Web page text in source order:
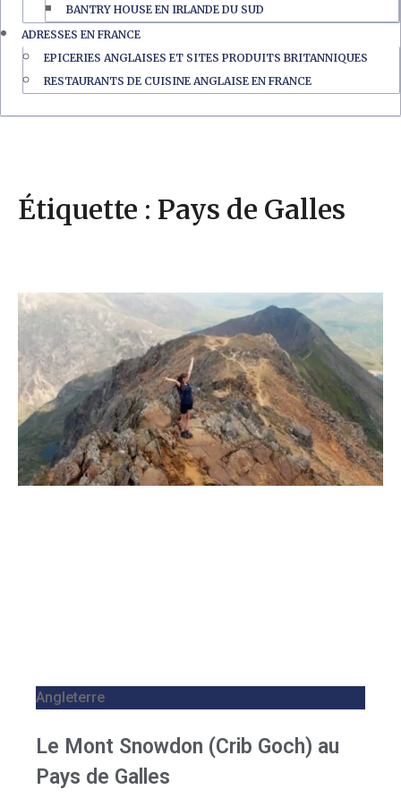
BANTRY HOUSE EN IRLANDE DU SUD
ADRESSES EN FRANCE
EPICERIES ANGLAISES ET SITES PRODUITS BRITANNIQUES
RESTAURANTS DE CUISINE ANGLAISE EN FRANCE
Étiquette : Pays de Galles
Angleterre
Le Mont Snowdon (Crib Goch) au
Pays de Galles